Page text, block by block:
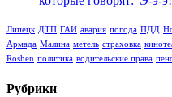
Липецк ДТП ГАИ авария погода ПДД
Армада Малина метель страховка
Roshen политика водительские права
Рубрики